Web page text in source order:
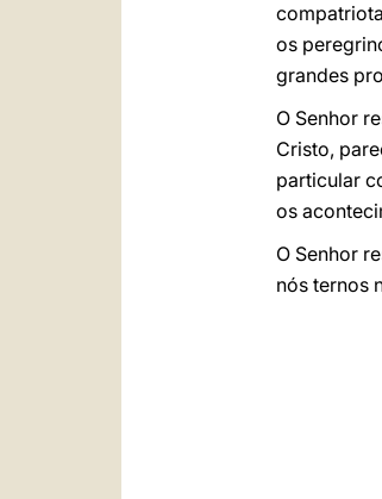
os
grandes
O Senhor
Cristo,
particular
os
O Senhor
nós ternos